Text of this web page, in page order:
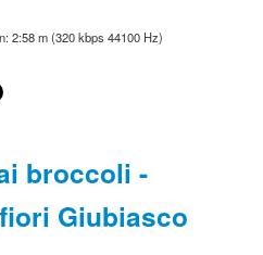
2:58 m (320 kbps 44100 Hz)
broccoli -
Giubiasco